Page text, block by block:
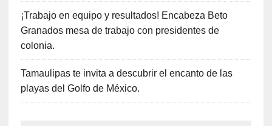
¡Trabajo en equipo y resultados! Encabeza Beto
Granados mesa de trabajo con presidentes de
colonia.
Tamaulipas te invita a descubrir el encanto de las
playas del Golfo de México.